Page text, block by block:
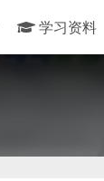
学习资料